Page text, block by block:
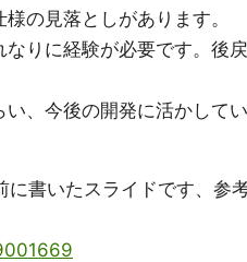
の見落としがあります。
りに経験が必要です。後
、今後の開発に活かして
書いたスライドです、参